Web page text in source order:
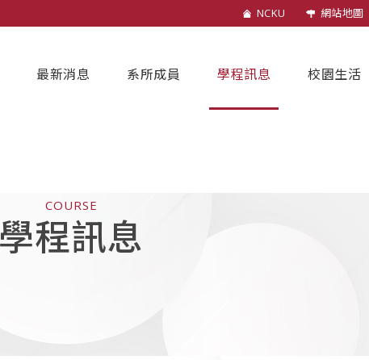
NCKU 網站地圖
最新消息 系所成員 學程訊息 校園生活
COURSE
學程訊息